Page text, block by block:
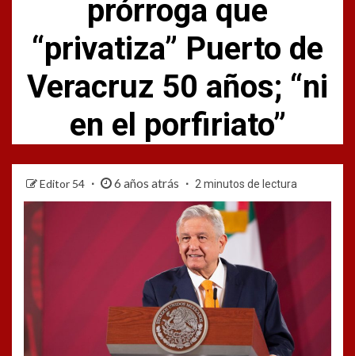
prórroga que
“privatiza” Puerto de
Veracruz 50 años; “ni
en el porfiriato”
Editor 54 6 años atrás 2 minutos de lectura